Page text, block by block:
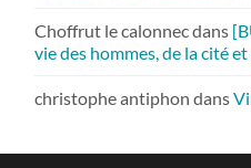
Choffrut le calonnecdans
vie des hommes, de la cité
christophe antiphon dans